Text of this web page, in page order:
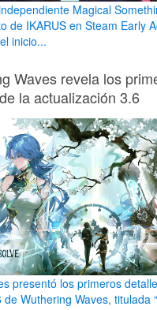
Magical
de IKARUS en Steam Early
inicio...
Waves revela los
la actualización 3.6
presentó los primeros
Wuthering Waves, titulada